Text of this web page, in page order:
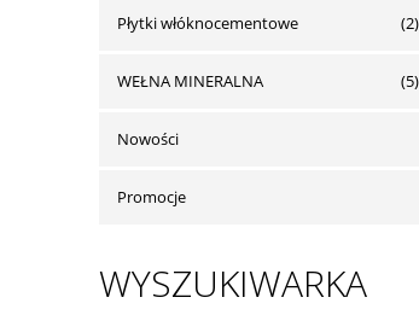
Płytki włóknocementowe (2)
WEŁNA MINERALNA (5)
Nowości
Promocje
WYSZUKIWARKA